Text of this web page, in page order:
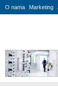
O nama Marketing